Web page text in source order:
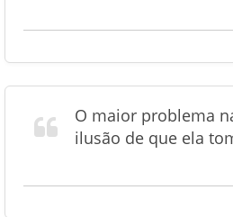
O maior problema
ilusão de que ela